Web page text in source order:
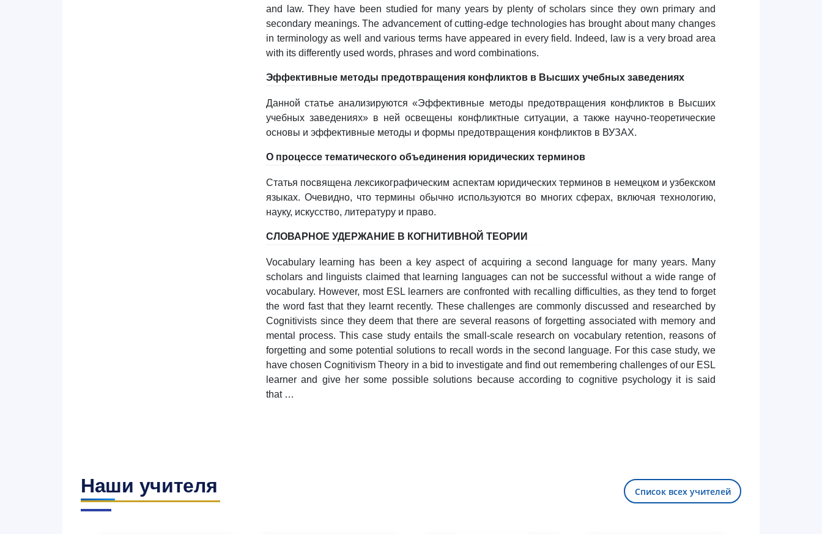
and law. They have been studied for many years by plenty of scholars since they own primary and
secondary meanings. The advancement of cutting-edge technologies has brought about many changes
in terminology as well and various terms have appeared in every field. Indeed, law is a very broad area
with its differently used words, phrases and word combinations.
Эффективные методы предотвращения конфликтов в Высших учебных заведениях
Данной статье анализируются «Эффективные методы предотвращения конфликтов в Высших
учебных заведениях» в ней освещены конфликтные ситуации, а также научно-теоретические
основы и эффективные методы и формы предотвращения конфликтов в ВУЗАХ.
О процессе тематического объединения юридических терминов
Статья посвящена лексикографическим аспектам юридических терминов в немецком и узбекском
языках. Очевидно, что термины обычно используются во многих сферах, включая технологию,
науку, искусство, литературу и право.
СЛОВАРНОЕ УДЕРЖАНИЕ В КОГНИТИВНОЙ ТЕОРИИ
Vocabulary learning has been a key aspect of acquiring a second language for many years. Many
scholars and linguists claimed that learning languages can not be successful without a wide range of
vocabulary. However, most ESL learners are confronted with recalling difficulties, as they tend to forget
the word fast that they learnt recently. These challenges are commonly discussed and researched by
Cognitivists since they deem that there are several reasons of forgetting associated with memory and
mental process. This case study entails the small-scale research on vocabulary retention, reasons of
forgetting and some potential solutions to recall words in the second language. For this case study, we
have chosen Cognitivism Theory in a bid to investigate and find out remembering challenges of our ESL
learner and give her some possible solutions because according to cognitive psychology it is said
that …
Наши учителя Список всех учителей